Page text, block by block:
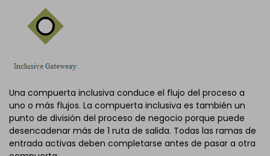
Una compuerta inclusiva conduce el flujo del proceso a
uno o más flujos. La compuerta inclusiva es también un
punto de división del proceso de negocio porque puede
desencadenar más de 1 ruta de salida. Todas las ramas de
entrada activas deben completarse antes de pasar a otra